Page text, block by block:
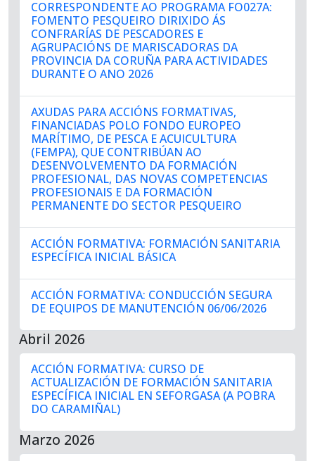
CORRESPONDENTE AO PROGRAMA FO027A:
FOMENTO PESQUEIRO DIRIXIDO ÁS
CONFRARÍAS DE PESCADORES E
AGRUPACIÓNS DE MARISCADORAS DA
PROVINCIA DA CORUÑA PARA ACTIVIDADES
DURANTE O ANO 2026
AXUDAS PARA ACCIÓNS FORMATIVAS,
FINANCIADAS POLO FONDO EUROPEO
MARÍTIMO, DE PESCA E ACUICULTURA
(FEMPA), QUE CONTRIBÚAN AO
DESENVOLVEMENTO DA FORMACIÓN
PROFESIONAL, DAS NOVAS COMPETENCIAS
PROFESIONAIS E DA FORMACIÓN
PERMANENTE DO SECTOR PESQUEIRO
ACCIÓN FORMATIVA: FORMACIÓN SANITARIA
ESPECÍFICA INICIAL BÁSICA
ACCIÓN FORMATIVA: CONDUCCIÓN SEGURA
DE EQUIPOS DE MANUTENCIÓN 06/06/2026
Abril 2026
ACCIÓN FORMATIVA: CURSO DE
ACTUALIZACIÓN DE FORMACIÓN SANITARIA
ESPECÍFICA INICIAL EN SEFORGASA (A POBRA
DO CARAMIÑAL)
Marzo 2026